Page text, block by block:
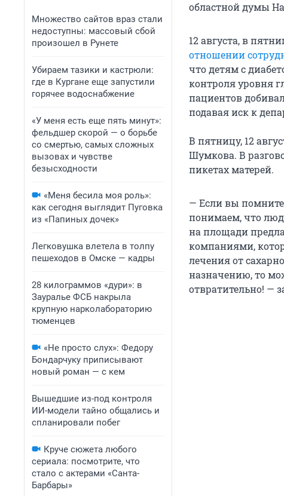
Множество сайтов враз стали
недоступны: массовый сбой
произошел в Рунете
Убираем тазики и кастрюли:
где в Кургане еще запустили
горячее водоснабжение
«У меня есть еще пять минут»:
фельдшер скорой — о борьбе
со смертью, самых сложных
вызовах и чувстве
безысходности
«Меня бесила моя роль»:
как сегодня выглядит Пуговка
из «Папиных дочек»
Легковушка влетела в толпу
пешеходов в Омске — кадры
28 килограммов «дури»: в
Зауралье ФСБ накрыла
крупную нарколабораторию
тюменцев
«Не просто слух»: Федору
Бондарчуку приписывают
новый роман — с кем
Вышедшие из-под контроля
ИИ-модели тайно общались и
спланировали побег
Круче сюжета любого
сериала: посмотрите, что
стало с актерами «Санта-
Барбары»
областной думы
12 августа, в
отношении
что детям с
контроля уровня
пациентов
подавая иск к
В пятницу, 12
Шумкова. В
пикетах матерей.
— Если вы
понимаем, что
на площади
компаниями,
лечения от
назначению, то
отвратительно! —